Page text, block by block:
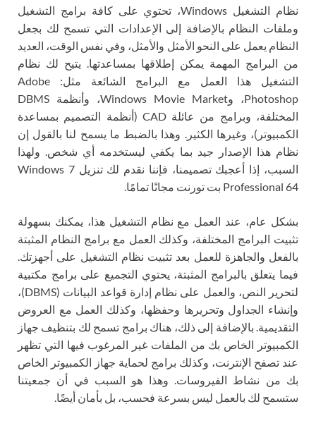
نظام التشغيل Windows، تحتوي على كافة برامج التشغيل
وملفات النظام بالإضافة إلى الإعدادات التي تسمح لك بجعل
النظام يعمل على النحو الأمثل والأمثل، وفي نفس الوقت، العديد
من البرامج المهمة يمكن إطلاقها بمساعدتها. يتيح لك نظام
التشغيل هذا العمل مع البرامج الشائعة مثل: Adobe
Photoshop، وWindows Movie Market، وأنظمة DBMS
المختلفة، وبرامج من عائلة CAD (أنظمة التصميم بمساعدة
الكمبيوتر)، وغيرها الكثير. وهذا بالضبط ما يسمح لنا بالقول إن
نظام هذا الإصدار جيد بما يكفي ليستخدمه أي شخص. ولهذا
السبب، إذا أعجبك تصميمنا، فإننا نقدم لك تنزيل Windows 7
Professional 64 بت تورنت مجانًا تمامًا.
بشكل عام، عند العمل مع نظام التشغيل هذا، يمكنك بسهولة
تثبيت البرامج المختلفة، وكذلك العمل مع برامج النظام المثبتة
بالفعل والجاهزة للعمل بعد تثبيت نظام التشغيل على أجهزتك.
فيما يتعلق بالبرامج المثبتة، يحتوي التجميع على برامج مكتبية
لتحرير النص، والعمل على نظام إدارة قواعد البيانات (DBMS)،
وإنشاء الجداول وتحريرها وحفظها، وكذلك العمل مع العروض
التقديمية. بالإضافة إلى ذلك، هناك برامج تسمح لك بتنظيف جهاز
الكمبيوتر الخاص بك من الملفات غير المرغوب فيها التي تظهر
عند تصفح الإنترنت، وكذلك برامج لحماية جهاز الكمبيوتر الخاص
بك من نشاط الفيروسات. وهذا هو السبب في أن جمعيتنا
ستسمح لك بالعمل ليس بسرعة فحسب، بل بأمان أيضًا.